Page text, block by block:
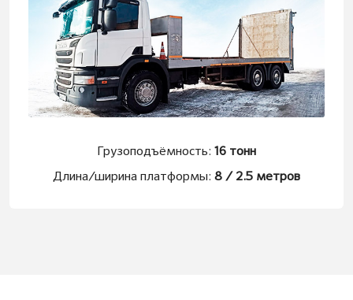
Грузоподъёмность: 16 тонн
Длина/ширина платформы: 8 / 2.5 метров